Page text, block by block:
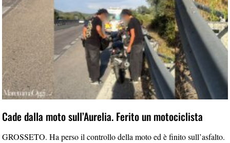
Cade dalla moto sull’Aurelia. Ferito un motociclista
GROSSETO. Ha perso il controllo della moto ed è finito sull’asfalto.